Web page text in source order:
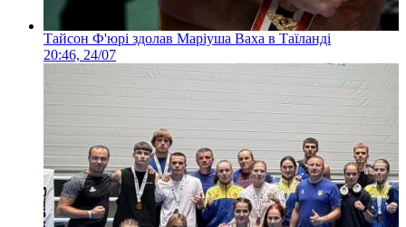
Тайсон Ф'юрі здолав Маріуша Ваха в Таїланді
20:46, 24/07